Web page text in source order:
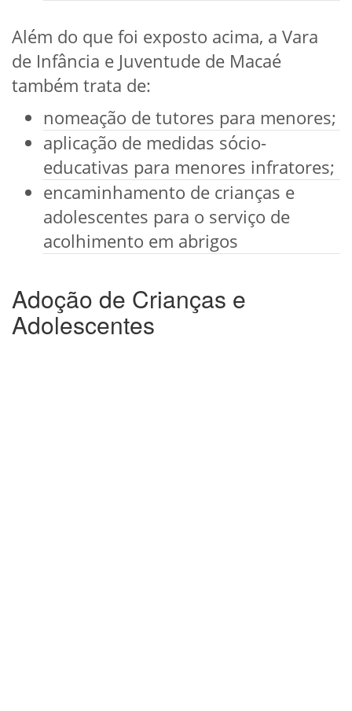
Além do que foi exposto acima, a Vara
de Infância e Juventude de Macaé
também trata de:
nomeação de tutores para menores;
aplicação de medidas sócio-
educativas para menores infratores;
encaminhamento de crianças e
adolescentes para o serviço de
acolhimento em abrigos
Adoção de Crianças e
Adolescentes